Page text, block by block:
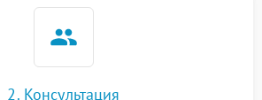
2. Консультация